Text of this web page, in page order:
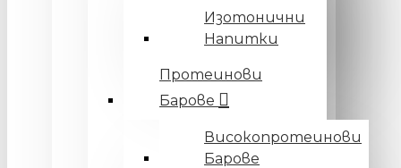
Изотонични
Напитки
Протеинови
Барове
Високопротеинови
Барове